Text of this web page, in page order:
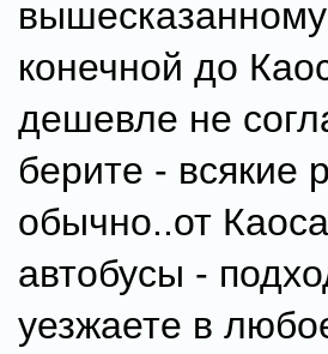
вышесказанному
конечной до
дешевле не
берите - всякие
обычно..от
автобусы -
уезжаете в